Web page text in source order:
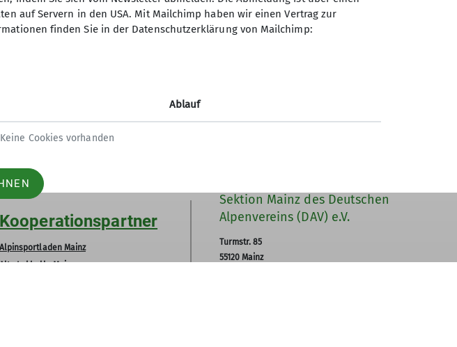
© Johannes Geib
Kooperationspartner
Alpinsportladen Mainz
Lokhalle Mainz
Sektion Mainz des Deutschen
Alpenvereins (DAV) e.V.
Turmstr. 85
55120 Mainz
auf Servern in den USA. Mit Mailchimp haben wir einen Vertrag zur
finden Sie in der Datenschutzerklärung von Mailchimp:
Ablauf
Keine Cookies vorhanden